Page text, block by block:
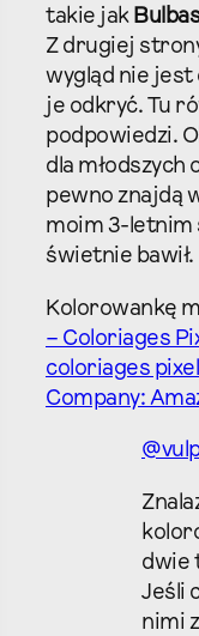
takie jak
Z drugiej
wygląd nie jest
je odkryć. Tu
podpowiedzi.
dla młodszych
pewno znajdą
moim 3-letnim
świetnie bawił.
Kolorowankę
– Coloriages
coloriages
Company:
dwie
Jeśli
nimi